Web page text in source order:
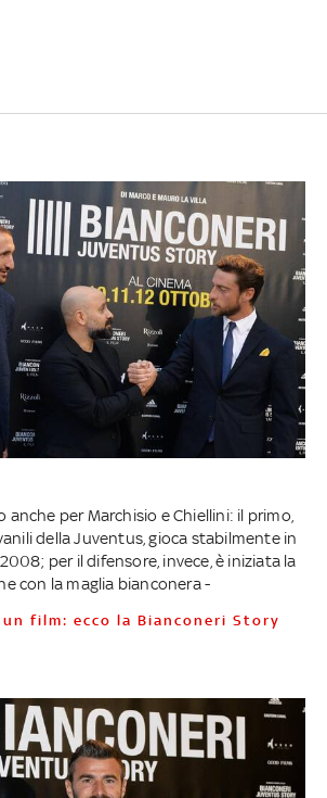
anche per Marchisio e Chiellini: il primo,
della Juventus, gioca stabilmente in
per il difensore, invece, è iniziata la
con la maglia bianconera -
un film: ecco la Bianconeri Story